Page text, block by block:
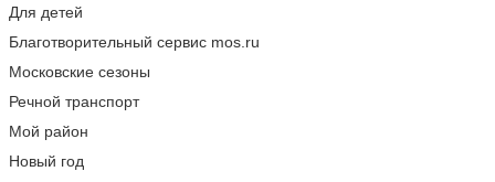
Для детей
Благотворительный сервис mos.ru
Московские сезоны
Речной транспорт
Мой район
Новый год